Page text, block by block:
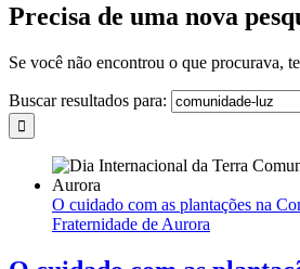
Precisa de uma nova
Se você não encontrou o que procurava,
Buscar resultados para:
O cuidado com as plantações na
Fraternidade de Aurora